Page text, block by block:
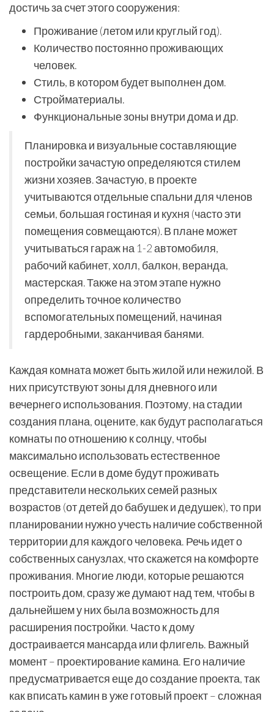
достичь за счет этого сооружения:
Проживание (летом или круглый год).
Количество постоянно проживающих
человек.
Стиль, в котором будет выполнен дом.
Стройматериалы.
Функциональные зоны внутри дома и др.
Планировка и визуальные составляющие
постройки зачастую определяются стилем
жизни хозяев. Зачастую, в проекте
учитываются отдельные спальни для членов
семьи, большая гостиная и кухня (часто эти
помещения совмещаются). В плане может
учитываться гараж на 1-2 автомобиля,
рабочий кабинет, холл, балкон, веранда,
мастерская. Также на этом этапе нужно
определить точное количество
вспомогательных помещений, начиная
гардеробными, заканчивая банями.
Каждая комната может быть жилой или нежилой. В
них присутствуют зоны для дневного или
вечернего использования. Поэтому, на стадии
создания плана, оцените, как будут располагаться
комнаты по отношению к солнцу, чтобы
максимально использовать естественное
освещение. Если в доме будут проживать
представители нескольких семей разных
возрастов (от детей до бабушек и дедушек), то при
планировании нужно учесть наличие собственной
территории для каждого человека. Речь идет о
собственных санузлах, что скажется на комфорте
проживания. Многие люди, которые решаются
построить дом, сразу же думают над тем, чтобы в
дальнейшем у них была возможность для
расширения постройки. Часто к дому
достраивается мансарда или флигель. Важный
момент – проектирование камина. Его наличие
предусматривается еще до создание проекта, так
как вписать камин в уже готовый проект – сложная